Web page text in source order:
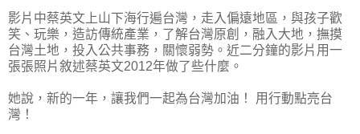
影片中蔡英文上山下海行遍台灣，走入偏遠地區，與孩子歡
笑、玩樂，造訪傳統產業，了解台灣原創，融入大地，撫摸
台灣土地，投入公共事務，關懷弱勢。近二分鐘的影片用一
張張照片敘述蔡英文2012年做了些什麼。
她說，新的一年，讓我們一起為台灣加油！ 用行動點亮台
灣！